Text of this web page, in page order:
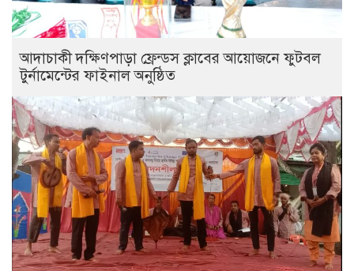
আদাচাকী দক্ষিণপাড়া ফ্রেন্ডস ক্লাবের আয়োজনে ফুটবল
টুর্নামেন্টের ফাইনাল অনুষ্ঠিত